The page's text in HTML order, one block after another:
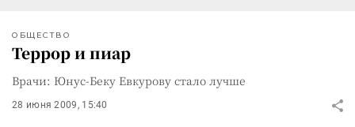
ОБЩЕСТВО
Террор и пиар
Врачи: Юнус-Беку Евкурову стало лучше
28 июня 2009, 15:40